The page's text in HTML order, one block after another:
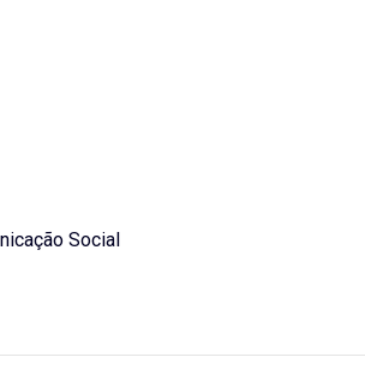
Social